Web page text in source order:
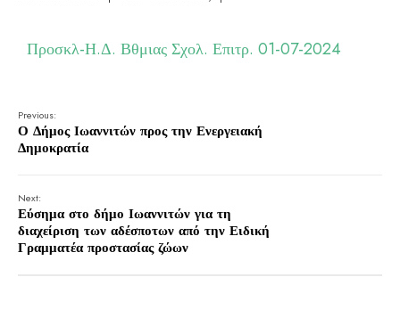
Προσκλ-Η.Δ. Βθμιας Σχολ. Επιτρ. 01-07-2024
Previous:
Ο Δήμος Ιωαννιτών προς την Ενεργειακή
Δημοκρατία
Next:
Εύσημα στο δήμο Ιωαννιτών για τη
διαχείριση των αδέσποτων από την Ειδική
Γραμματέα προστασίας ζώων